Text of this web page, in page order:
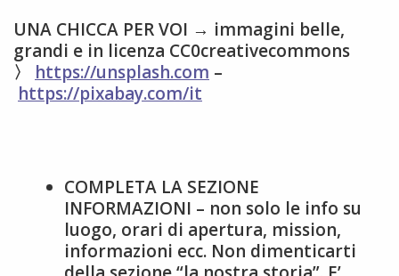
UNA CHICCA PER VOI → immagini belle,
grandi e in licenza CC0creativecommons
〉 https://unsplash.com –
https://pixabay.com/it
COMPLETA LA SEZIONE
INFORMAZIONI – non solo le info su
luogo, orari di apertura, mission,
informazioni ecc. Non dimenticarti